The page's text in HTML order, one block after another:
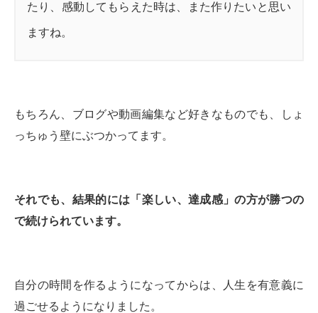
たり、感動してもらえた時は、また作りたいと思い
ますね。
もちろん、ブログや動画編集など好きなものでも、しょ
っちゅう壁にぶつかってます。
それでも、結果的には「楽しい、達成感」の方が勝つの
で続けられています。
自分の時間を作るようになってからは、人生を有意義に
過ごせるようになりました。